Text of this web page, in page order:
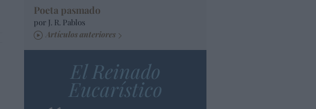
Poeta pasmado
por J. R. Pablos
Artículos anteriores
El Reinado
Eucarístico